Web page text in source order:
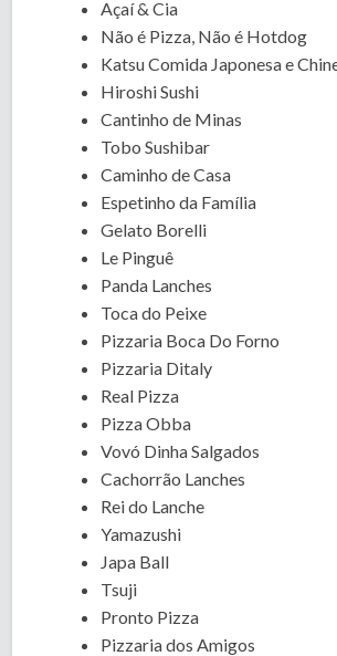
Açaí & Cia
Não é Pizza, Não é Hotdog
Katsu Comida Japonesa e
Hiroshi Sushi
Cantinho de Minas
Tobo Sushibar
Caminho de Casa
Espetinho da Família
Gelato Borelli
Le Pinguê
Panda Lanches
Toca do Peixe
Pizzaria Boca Do Forno
Pizzaria Ditaly
Real Pizza
Pizza Obba
Vovó Dinha Salgados
Cachorrão Lanches
Rei do Lanche
Yamazushi
Japa Ball
Tsuji
Pronto Pizza
Pizzaria dos Amigos